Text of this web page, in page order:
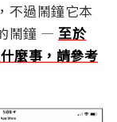
不過鬧鐘它本
鬧鐘 — 至於
麼事，請參考